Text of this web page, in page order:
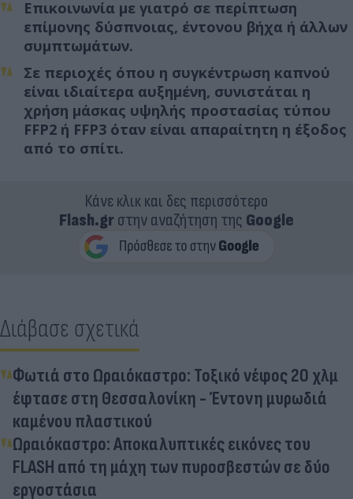
Επικοινωνία με γιατρό σε περίπτωση
επίμονης δύσπνοιας, έντονου βήχα ή άλλων
συμπτωμάτων.
Σε περιοχές όπου η συγκέντρωση καπνού
είναι ιδιαίτερα αυξημένη, συνιστάται η
χρήση μάσκας υψηλής προστασίας τύπου
FFP2 ή FFP3 όταν είναι απαραίτητη η έξοδος
από το σπίτι.
Κάνε κλικ και δες περισσότερο
Flash.grστην αναζήτηση της Google
Διάβασε σχετικά
Φωτιά στο Ωραιόκαστρο: Τοξικό νέφος 20 χλμ
έφτασε στη Θεσσαλονίκη - Έντονη μυρωδιά
καμένου πλαστικού
Ωραιόκαστρο: Αποκαλυπτικές εικόνες του
FLASH από τη μάχη των πυροσβεστών σε δύο
εργοστάσια